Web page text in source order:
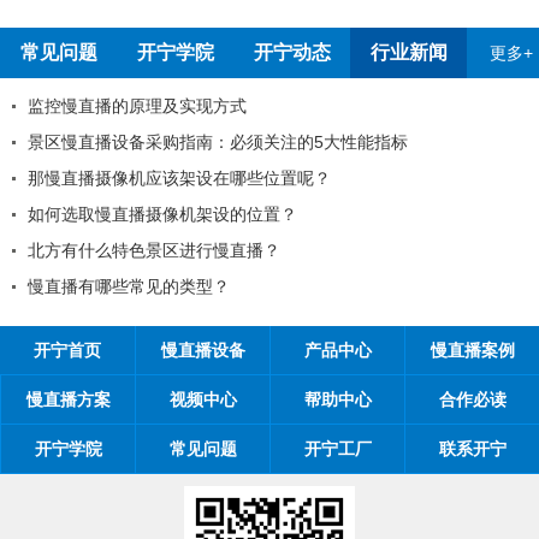
常见问题 开宁学院 开宁动态 行业新闻 更多+
厂家
验有影响吗
景区慢直播设备采购指南：必须
那慢直播摄像机应该架设在哪些
如何选取慢直播摄像机架设的位
开宁首页 慢直播设备 产品中心 慢直播案例
慢直播方案 视频中心 帮助中心 合作必读
开宁学院 常见问题 开宁工厂 联系开宁